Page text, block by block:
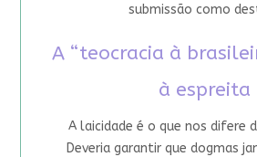
submissão como
A “teocracia à
à espreita
A laicidade é o que nos difere
Deveria garantir que dogmas